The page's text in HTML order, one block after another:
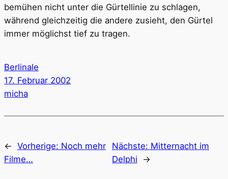
bemühen nicht unter die Gürtellinie zu schlagen,
während gleichzeitig die andere zusieht, den Gürtel
immer möglichst tief zu tragen.
Berlinale
17. Februar 2002
micha
← Vorherige: Noch mehr
Filme…
Nächste: Mitternacht im
Delphi
→